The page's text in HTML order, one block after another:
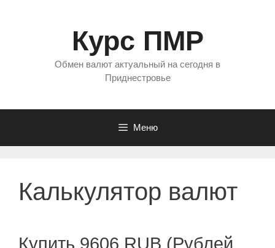
Курс ПМР
Обмен валют актуальный на сегодня в
Приднестровье
Меню
Калькулятор валют
Купить 9606 RUB (Рублей